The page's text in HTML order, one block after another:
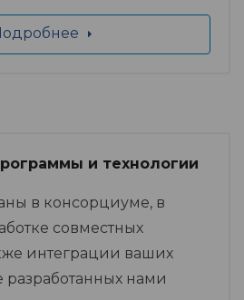
и технологии
в консорциуме, в
совместных
интеграции ваших
нами